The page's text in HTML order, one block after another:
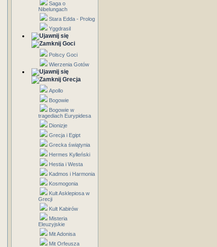
Saga o
Nibelungach
Stara Edda - Prolog
Yggdrasil
Goci
Polscy Goci
Wierzenia Gotów
Grecja
Apollo
Bogowie
Bogowie w
tragediach Eurypidesa
Dionizje
Grecja i Egipt
Grecka świątynia
Hermes Kylleński
Hestia i Westa
Kadmos i Harmonia
Kosmogonia
Kult Asklepiosa w
Grecji
Kult Kabirów
Misteria
Eleuzyjskie
Mit Adonisa
Mit Orfeusza